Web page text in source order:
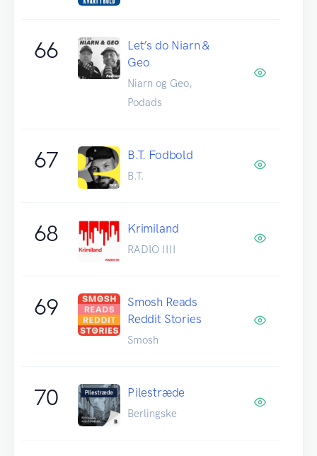
66
Let’s do Niarn &
Geo
Niarn og Geo,
Podads
67 B.T. Fodbold
B.T.
68 Krimiland
RADIO IIII
69
Smosh Reads
Reddit Stories
Smosh
70 Pilestræde
Berlingske